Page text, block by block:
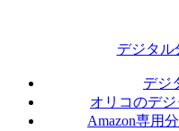
デジタル
デジ
オリコのデジ
Amazon専用